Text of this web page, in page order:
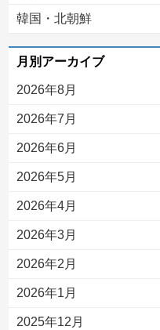
韓国・北朝鮮
月別アーカイブ
2026年8月
2026年7月
2026年6月
2026年5月
2026年4月
2026年3月
2026年2月
2026年1月
2025年12月